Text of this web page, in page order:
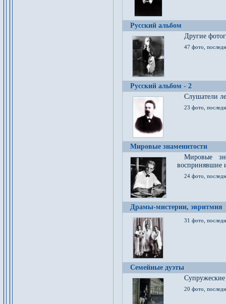
Русский альбом
Другие
47 фото,
Русский альбом - 2
Cлушатели
23 фото,
Мировые знаменитости
Мировые
воспринявшие
24 фото,
Драмы-мистерии, эвритмия
31 фото,
Семейные дуэты
20 фото,